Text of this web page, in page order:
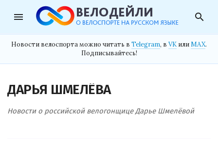
menu search
Новости велоспорта можно читать в Telegram, в VK илиMAX.
Подписывайтесь!
ДАРЬЯ ШМЕЛЁВА
Новости о российской велогонщице Дарье Шмелёвой